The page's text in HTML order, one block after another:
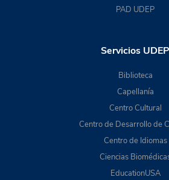
PAD UDEP
Servicios UDEP
Biblioteca
Capellanía
Centro Cultural
Centro de Desarrollo de
Centro de Idiomas
Ciencias
EducationUSA